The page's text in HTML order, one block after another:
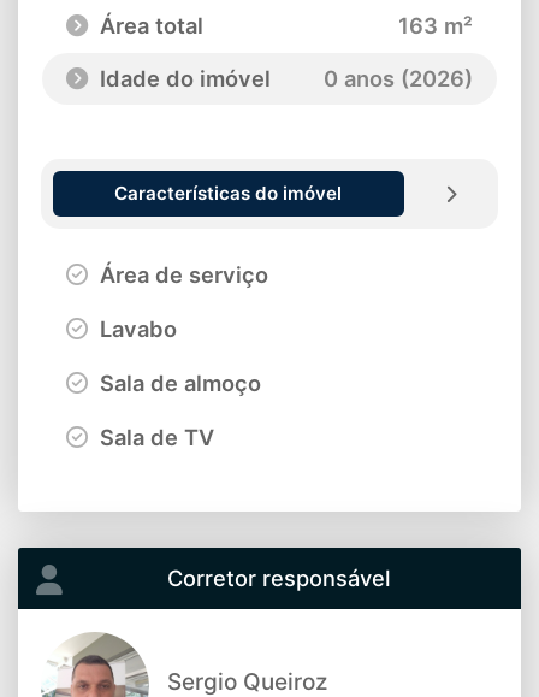
Área total
163 m²
Idade do imóvel
0 anos (2026)
Características do imóvel
Área de serviço
Lavabo
Sala de almoço
Sala de TV
Corretor responsável
Sergio Queiroz